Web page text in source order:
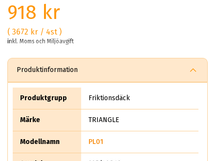
918 kr
( 3672 kr / 4st )
inkl. Moms och Miljöavgift
Produktinformation
Produktgrupp Friktionsdäck
Märke TRIANGLE
Modellnamn PL01